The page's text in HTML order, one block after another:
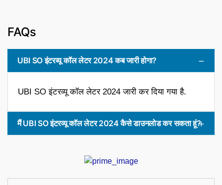
FAQs
UBI SO इंटरव्यू कॉल लेटर 2024 कब जारी होगा?
UBI SO इंटरव्यू कॉल लेटर 2024 जारी कर दिया गया है.
मैं UBI SO इंटरव्यू कॉल लेटर 2024 कैसे डाउनलोड कर सकता हूं?